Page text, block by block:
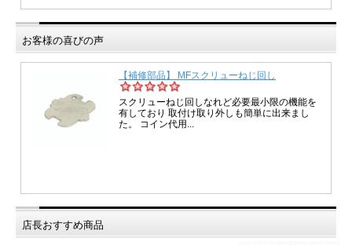
お客様の喜びの声
店長おすすめ商品